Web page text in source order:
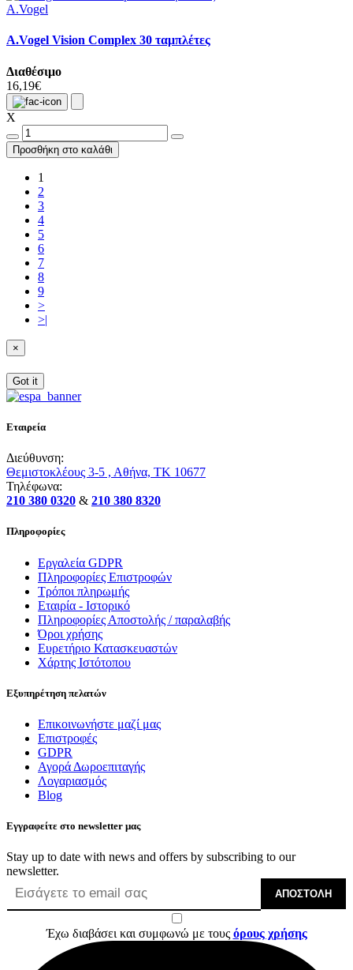
A.Vogel
A.Vogel Vision Complex 30 ταμπλέτες
Διαθέσιμο
16,19€
X
Προσθήκη στο καλάθι
1
2
3
4
5
6
7
8
9
>
>|
×
Got it
Εταιρεία
Διεύθυνση:
Θεμιστοκλέους 3-5 , Αθήνα, ΤΚ 10677
Τηλέφωνα:
210 380 0320 & 210 380 8320
Πληροφορίες
Εργαλεία GDPR
Πληροφορίες Επιστροφών
Τρόποι πληρωμής
Εταιρία - Ιστορικό
Πληροφορίες Αποστολής / παραλαβής
Όροι χρήσης
Ευρετήριο Κατασκευαστών
Χάρτης Ιστότοπου
Εξυπηρέτηση πελατών
Επικοινωνήστε μαζί μας
Επιστροφές
GDPR
Αγορά Δωροεπιταγής
Λογαριασμός
Blog
Εγγραφείτε στο newsletter μας
Stay up to date with news and offers by subscribing to our
newsletter.
ΑΠΟΣΤΟΛΉ
Έχω διαβάσει και συμφωνώ με τους όρους χρήσης